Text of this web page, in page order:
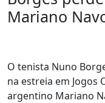
Mariano
O tenista Nuno
na estreia em Jogos
argentino Mariano